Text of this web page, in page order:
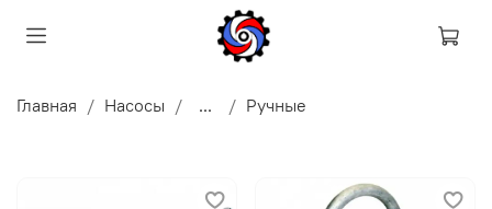
Главная Насосы ... Ручные